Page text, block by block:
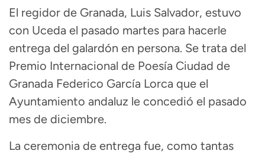
El regidor de Granada, Luis Salvador, estuvo
con Uceda el pasado martes para hacerle
entrega del galardón en persona. Se trata del
Premio Internacional de Poesía Ciudad de
Granada Federico García Lorca que el
Ayuntamiento andaluz le concedió el pasado
mes de diciembre.
La ceremonia de entrega fue, como tantas